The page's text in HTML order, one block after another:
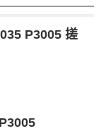
P3005 搓